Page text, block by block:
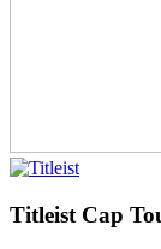
Titleist Cap